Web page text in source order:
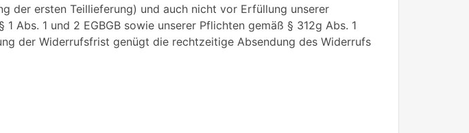
der ersten Teillieferung) und auch nicht vor Erfüllung unserer
1 und 2 EGBGB sowie unserer Pflichten gemäß § 312g Abs. 1
der Widerrufsfrist genügt die rechtzeitige Absendung des Widerrufs